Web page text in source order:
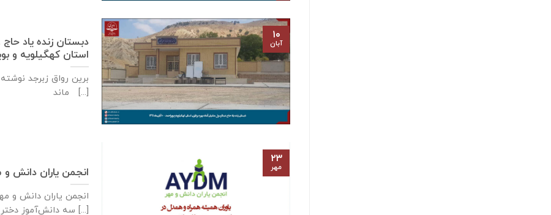
دبستان زنده ياد حاج
استان كهگيلويه و بويراحمد –
برین رواق زبرجد
ماند [...]
۱۰
آبان
انجمن یاران دانش و
سه دانش‌آموز دختر [...]
۲۳
مهر